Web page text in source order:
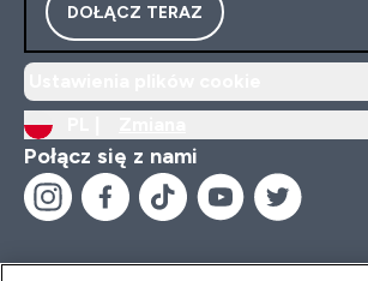
DOŁĄCZ TERAZ
Połącz się z nami